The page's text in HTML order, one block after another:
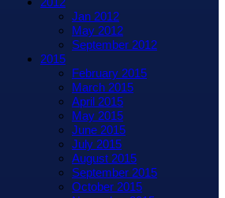
Jan 2012
May 2012
September 2012
2015
February 2015
March 2015
April 2015
May 2015
June 2015
July 2015
August 2015
September 2015
October 2015